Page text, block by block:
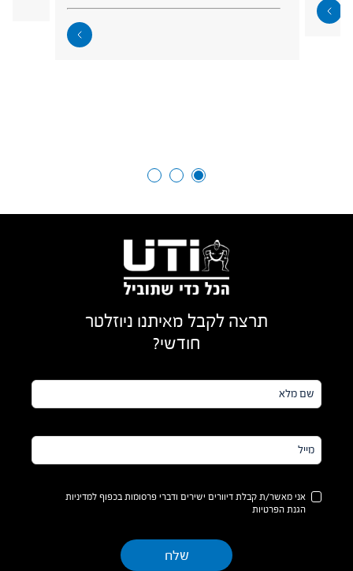
תרצה לקבל מאיתנו ניוזלטר
חודשי?
שם
מלא*
מייל*
אני מאשר/ת קבלת דיוורים ישירים ודברי פרסומות בכפוף למדיניות
הגנת הפרטיות